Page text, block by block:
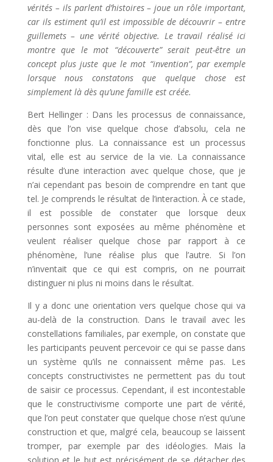
vérités – ils parlent d’histoires – joue un rôle important,
car ils estiment qu’il est impossible de découvrir – entre
guillemets – une vérité objective. Le travail réalisé ici
montre que le mot “découverte” serait peut-être un
concept plus juste que le mot “invention”, par exemple
lorsque nous constatons que quelque chose est
simplement là dès qu’une famille est créée.
Bert Hellinger : Dans les processus de connaissance,
dès que l’on vise quelque chose d’absolu, cela ne
fonctionne plus. La connaissance est un processus
vital, elle est au service de la vie. La connaissance
résulte d’une interaction avec quelque chose, que je
n’ai cependant pas besoin de comprendre en tant que
tel. Je comprends le résultat de l’interaction. À ce stade,
il est possible de constater que lorsque deux
personnes sont exposées au même phénomène et
veulent réaliser quelque chose par rapport à ce
phénomène, l’une réalise plus que l’autre. Si l’on
n’inventait que ce qui est compris, on ne pourrait
distinguer ni plus ni moins dans le résultat.
Il y a donc une orientation vers quelque chose qui va
au-delà de la construction. Dans le travail avec les
constellations familiales, par exemple, on constate que
les participants peuvent percevoir ce qui se passe dans
un système qu’ils ne connaissent même pas. Les
concepts constructivistes ne permettent pas du tout
de saisir ce processus. Cependant, il est incontestable
que le constructivisme comporte une part de vérité,
que l’on peut constater que quelque chose n’est qu’une
construction et que, malgré cela, beaucoup se laissent
tromper, par exemple par des idéologies. Mais la